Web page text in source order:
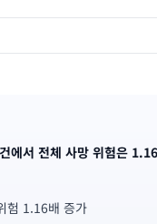
에서 전체 사망 위험은
험 1.16배 증가